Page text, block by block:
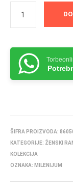
ŠIFRA PROIZVODA:
KATEGORIJE: ŽENSKI
KOLEKCIJA
OZNAKA: MILENIJUM